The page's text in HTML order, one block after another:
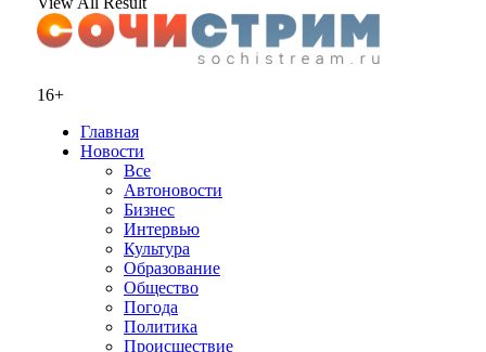
16+
Главная
Новости
Все
Автоновости
Бизнес
Интервью
Культура
Образование
Общество
Погода
Политика
Происшествие